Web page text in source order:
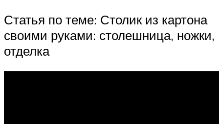
Статья по теме: Столик из картона
своими руками: столешница, ножки,
отделка